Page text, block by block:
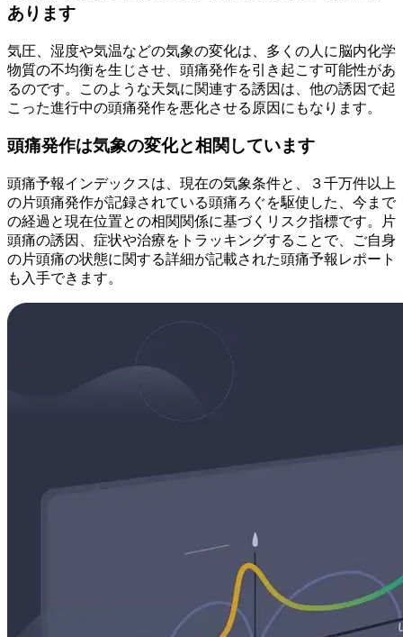
あります
気圧、湿度や気温などの気象の変化は、多くの人に脳内化学
物質の不均衡を生じさせ、頭痛発作を引き起こす可能性があ
るのです。このような天気に関連する誘因は、他の誘因で起
こった進行中の頭痛発作を悪化させる原因にもなります。
頭痛発作は気象の変化と相関しています
頭痛予報インデックスは、現在の気象条件と、３千万件以上
の片頭痛発作が記録されている頭痛ろぐを駆使した、今まで
の経過と現在位置との相関関係に基づくリスク指標です。片
頭痛の誘因、症状や治療をトラッキングすることで、ご自身
の片頭痛の状態に関する詳細が記載された頭痛予報レポート
も入手できます。